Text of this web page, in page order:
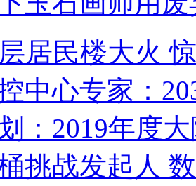
居民楼大火
中心专家：
：2019年度
挑战发起人